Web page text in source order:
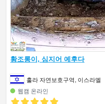
황조롱이, 심지어 예후다
훌라 자연보호구역, 이스라엘
웹캠 온라인